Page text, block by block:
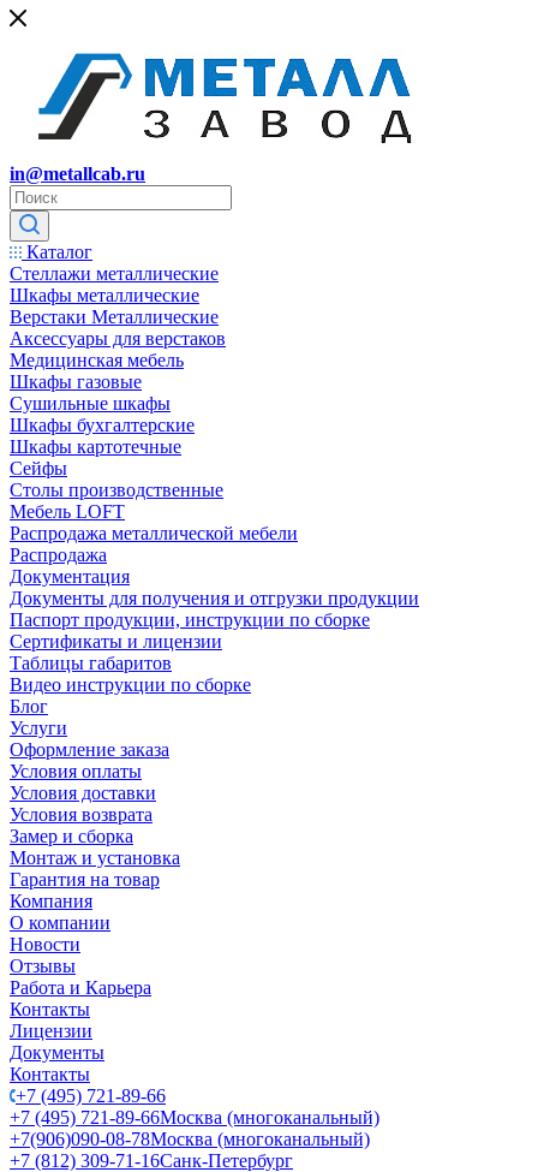
in@metallcab.ru
Каталог
Стеллажи металлические
Шкафы металлические
Верстаки Металлические
Аксессуары для верстаков
Медицинская мебель
Шкафы газовые
Сушильные шкафы
Шкафы бухгалтерские
Шкафы картотечные
Сейфы
Столы производственные
Мебель LOFT
Распродажа металлической мебели
Распродажа
Документация
Документы для получения и отгрузки продукции
Паспорт продукции, инструкции по сборке
Сертификаты и лицензии
Таблицы габаритов
Видео инструкции по сборке
Блог
Услуги
Оформление заказа
Условия оплаты
Условия доставки
Условия возврата
Замер и сборка
Монтаж и установка
Гарантия на товар
Компания
О компании
Новости
Отзывы
Работа и Карьера
Контакты
Лицензии
Документы
Контакты
+7 (495) 721-89-66
+7 (495) 721-89-66Москва (многоканальный)
+7(906)090-08-78Москва (многоканальный)
+7 (812) 309-71-16Санк-Петербург